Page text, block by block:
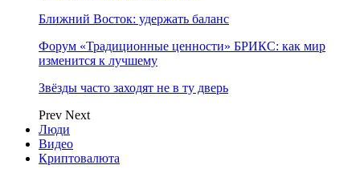
Ближний Восток: удержать баланс
Форум «Традиционные ценности» БРИКС: как мир
изменится к лучшему
Звёзды часто заходят не в ту дверь
Prev Next
Люди
Видео
Криптовалюта